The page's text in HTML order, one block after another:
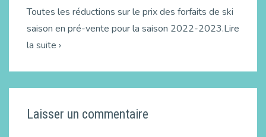
Toutes les réductions sur le prix des forfaits de ski
saison en pré-vente pour la saison 2022-2023.Lire
la suite ›
Laisser un commentaire